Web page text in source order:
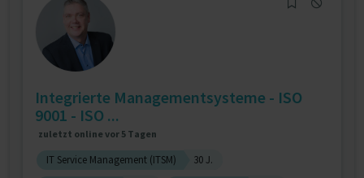
Integrierte Managementsysteme - ISO
9001 - ISO ...
zuletzt online vor 5 Tagen
IT Service Management (ITSM)
30 J.